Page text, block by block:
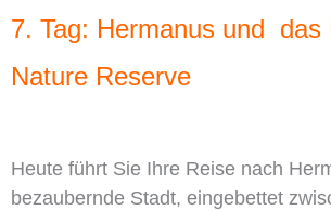
7. Tag: Hermanus und das
Nature Reserve
Heute führt Sie Ihre Reise nach
bezaubernde Stadt, eingebettet